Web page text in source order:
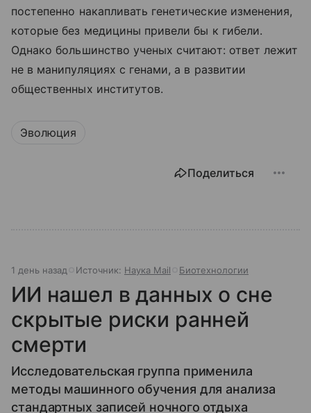
постепенно накапливать генетические изменения,
которые без медицины привели бы к гибели.
Однако большинство ученых считают: ответ лежит
не в манипуляциях с генами, а в развитии
общественных институтов.
Эволюция
Поделиться
1 день назад Источник: Наука Mail Биотехнологии
ИИ нашел в данных о сне
скрытые риски ранней
смерти
Исследовательская группа применила
методы машинного обучения для анализа
стандартных записей ночного отдыха